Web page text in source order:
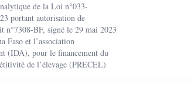
de la Loi n°033-
portant autorisation de
n°7308-BF, signé le 29 mai 2023
Faso et l’association
(IDA), pour le financement du
de l’élevage (PRECEL)